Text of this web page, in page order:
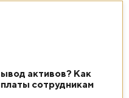
активов? Как
сотрудникам